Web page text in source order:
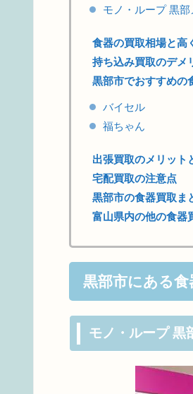
モノ・ループ 黒
食器の買取相場と高
持ち込み買取のデメ
黒部市でおすすめの
バイセル
福ちゃん
出張買取のメリット
宅配買取の注意点
黒部市の食器買取ま
富山県内の他の食器
黒部市にある食
モノ・ループ 黒